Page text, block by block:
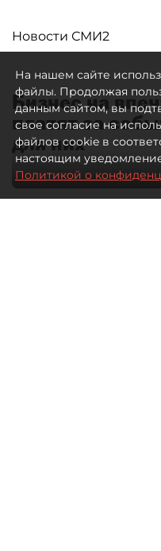
Новости СМИ2
Бизнес на
платят за
для них
На нашем сайте
файлы. Продолжая
данным сайтом, вы
свое согласие на
файлов cookie в
настоящим
Политикой о